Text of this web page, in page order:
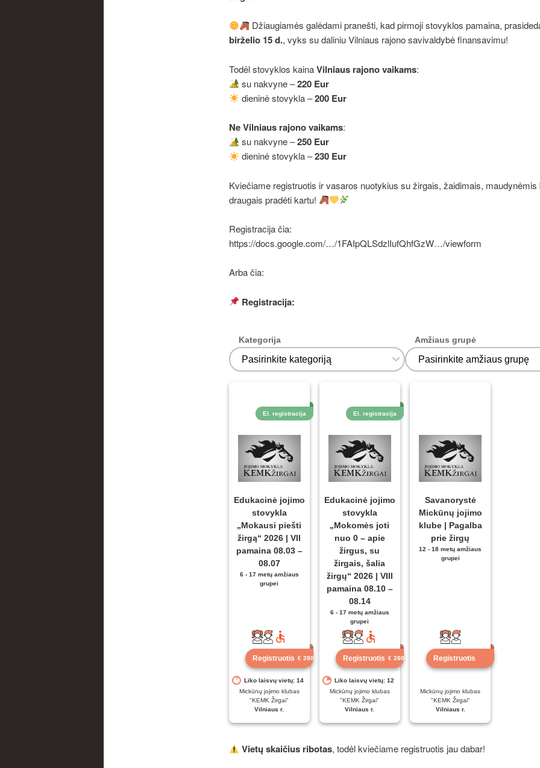
Džiaugiamės galėdami pranešti, kad pirmoji stovyklos pamaina,
birželio 15 d., vyks su daliniu Vilniaus rajono savivaldybė finansavimu!
Todėl stovyklos kainaVilniaus rajono vaikams:
su nakvyne –220 Eur
dieninė stovykla –200 Eur
Ne Vilniaus rajono vaikams:
su nakvyne –250 Eur
dieninė stovykla –230 Eur
Kviečiame registruotis ir vasaros nuotykius su žirgais, žaidimais, maudynėmis
draugais pradėti kartu!
Registracija čia:
https://docs.google.com/…/1FAIpQLSdzlIufQhfGzW…/viewform
Arba čia:
Registracija:
Kategorija Amžiaus grupė
El. registracija
Edukacinė jojimo
stovykla
„Mokausi piešti
žirgą“ 2026 | VII
pamaina 08.03 –
08.07
6 - 17 metų amžiaus
grupei
Registruotis € 280 už veiklą
Liko laisvų vietų: 14
Mickūnų jojimo klubas
"KEMK Žirgai"
Vilniaus r.
El. registracija
Edukacinė jojimo
stovykla
„Mokomės joti
nuo 0 – apie
žirgus, su
žirgais, šalia
žirgų“ 2026 | VIII
pamaina 08.10 –
08.14
6 - 17 metų amžiaus
grupei
Registruotis € 280 už veiklą
Liko laisvų vietų: 12
Mickūnų jojimo klubas
"KEMK Žirgai"
Vilniaus r.
Savanorystė
Mickūnų jojimo
klube | Pagalba
prie žirgų
12 - 18 metų amžiaus
grupei
Registruotis
Mickūnų jojimo klubas
"KEMK Žirgai"
Vilniaus r.
Vietų skaičius ribotas, todėl kviečiame registruotis jau dabar!